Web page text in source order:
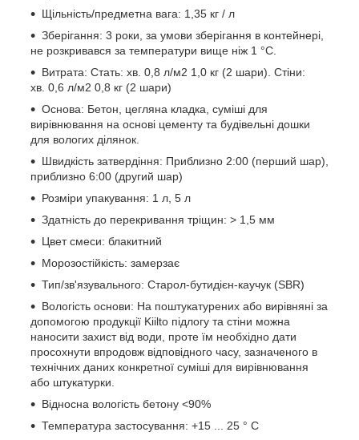
Щільність/предметна вага: 1,35 кг / л
Зберігання: 3 роки, за умови зберігання в контейнері,
не розкривався за температури вище ніж 1 °C.
Витрата: Стать: хв. 0,8 л/м2 1,0 кг (2 шари). Стіни:
хв. 0,6 л/м2 0,8 кг (2 шари)
Основа: Бетон, цегляна кладка, суміші для
вирівнювання на основі цементу та будівельні дошки
для вологих ділянок.
Швидкість затвердіння: Приблизно 2:00 (перший шар),
приблизно 6:00 (другий шар)
Розміри упакування: 1 л, 5 л
Здатність до перекривання тріщин: > 1,5 мм
Цвет смеси: блакитний
Морозостійкість: замерзає
Тип/зв'язувального: Старол-бутидієн-каучук (SBR)
Вологість основи: На поштукатурених або вирівняні за
допомогою продукції Kiilto підлогу та стіни можна
наносити захист від води, проте їм необхідно дати
просохнути впродовж відповідного часу, зазначеного в
технічних даних конкретної суміші для вирівнювання
або штукатурки.
Відносна вологість бетону <90%
Температура застосування: +15 ... 25 ° C